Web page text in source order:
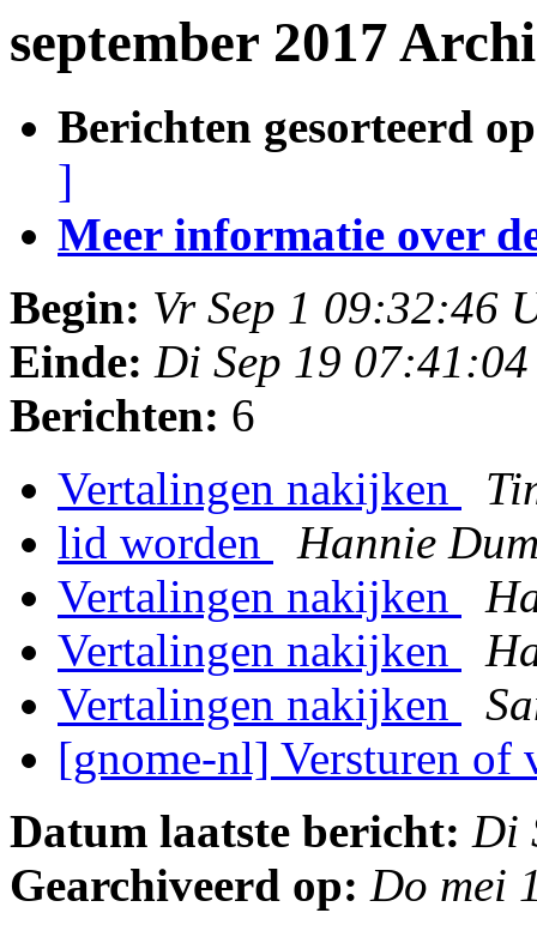
september 2017
Berichten gesorteerd
]
Meer informatie over
Begin: Vr Sep 1 09:32:46
Einde: Di Sep 19
Berichten: 6
Vertalingen nakijken
lid worden
Hannie
Vertalingen nakijken
Vertalingen nakijken
Vertalingen nakijken
[gnome-nl] Versturen of
Datum laatste bericht: Di
Gearchiveerd op: Do mei